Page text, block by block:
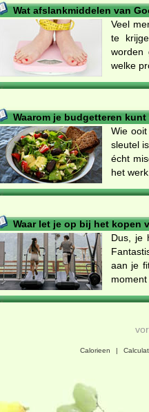
Wat afslankmiddelen van
Veel
te
worden
welke
Waarom je budgetteren
Wie
sleutel
écht
het
Waar let je op bij het kopen
Dus, je
aan je
Calorieen |